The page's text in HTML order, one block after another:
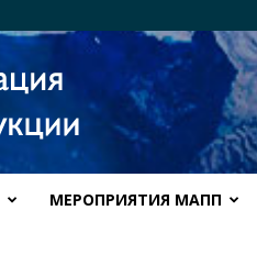
МЕРОПРИЯТИЯ МАПП